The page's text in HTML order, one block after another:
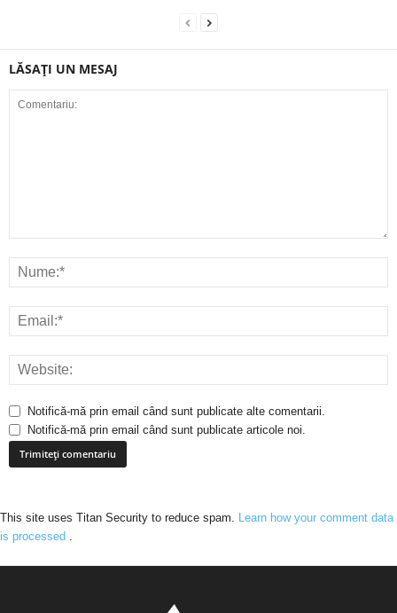
LĂSAȚI UN MESAJ
Notifică-mă prin email când sunt publicate alte comentarii.
Notifică-mă prin email când sunt publicate articole noi.
This site uses Titan Security to reduce spam. Learn how your comment data
is processed .